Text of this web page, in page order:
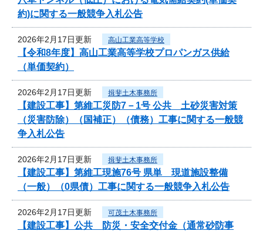
約)に関する一般競争入札公告
2026年2月17日更新 高山工業高等学校
【令和8年度】高山工業高等学校プロパンガス供給
（単価契約）
2026年2月17日更新 揖斐土木事務所
【建設工事】第維工災防7－1号 公共 土砂災害対策
（災害防除）（国補正）（債務）工事に関する一般競
争入札公告
2026年2月17日更新 揖斐土木事務所
【建設工事】第維工現施76号 県単 現道施設整備
（一般）（0県債）工事に関する一般競争入札公告
2026年2月17日更新 可茂土木事務所
【建設工事】公共 防災・安全交付金（通常砂防事